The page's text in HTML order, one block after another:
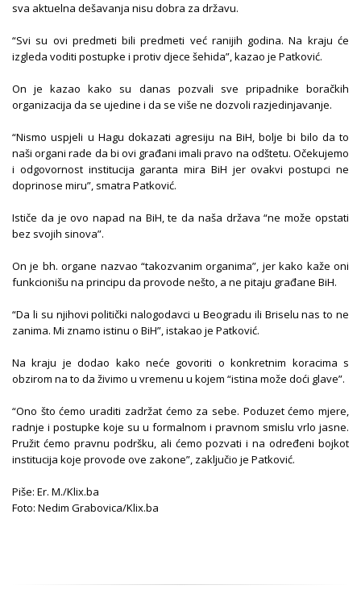
sva aktuelna dešavanja nisu dobra za državu.
“Svi su ovi predmeti bili predmeti već ranijih godina. Na kraju će
izgleda voditi postupke i protiv djece šehida”, kazao je Patković.
On je kazao kako su danas pozvali sve pripadnike boračkih
organizacija da se ujedine i da se više ne dozvoli razjedinjavanje.
“Nismo uspjeli u Hagu dokazati agresiju na BiH, bolje bi bilo da to
naši organi rade da bi ovi građani imali pravo na odštetu. Očekujemo
i odgovornost institucija garanta mira BiH jer ovakvi postupci ne
doprinose miru”, smatra Patković.
Ističe da je ovo napad na BiH, te da naša država “ne može opstati
bez svojih sinova”.
On je bh. organe nazvao “takozvanim organima”, jer kako kaže oni
funkcionišu na principu da provode nešto, a ne pitaju građane BiH.
“Da li su njihovi politički nalogodavci u Beogradu ili Briselu nas to ne
zanima. Mi znamo istinu o BiH”, istakao je Patković.
Na kraju je dodao kako neće govoriti o konkretnim koracima s
obzirom na to da živimo u vremenu u kojem “istina može doći glave”.
“Ono što ćemo uraditi zadržat ćemo za sebe. Poduzet ćemo mjere,
radnje i postupke koje su u formalnom i pravnom smislu vrlo jasne.
Pružit ćemo pravnu podršku, ali ćemo pozvati i na određeni bojkot
institucija koje provode ove zakone”, zaključio je Patković.
Piše: Er. M./Klix.ba
Foto: Nedim Grabovica/Klix.ba